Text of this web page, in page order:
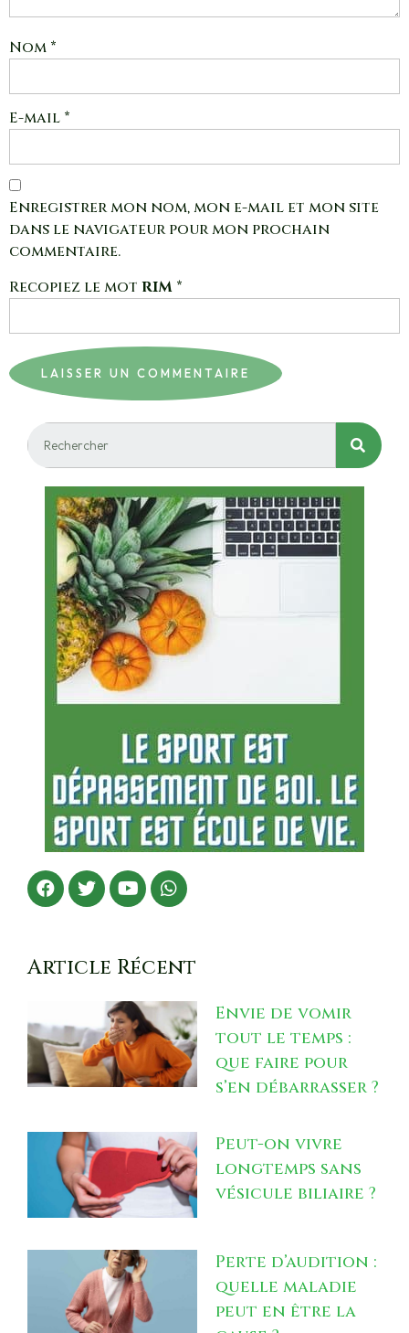
Nom *
E-mail *
Enregistrer mon nom, mon e-mail et mon site
dans le navigateur pour mon prochain
commentaire.
Recopiez le mot RIM *
Article Récent
Envie de vomir
tout le temps :
que faire pour
s’en débarrasser ?
Peut-on vivre
longtemps sans
vésicule biliaire ?
Perte d’audition :
quelle maladie
peut en être la